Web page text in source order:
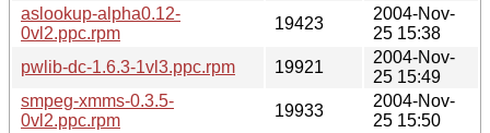
aslookup-alpha0.12-
0vl2.ppc.rpm
19423
2004-Nov-
25 15:38
pwlib-dc-1.6.3-1vl3.ppc.rpm
19921
2004-Nov-
25 15:49
smpeg-xmms-0.3.5-
0vl2.ppc.rpm
19933
2004-Nov-
25 15:50